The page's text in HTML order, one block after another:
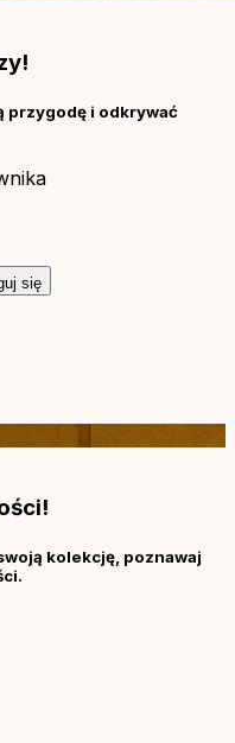
przygodę i odkrywać
się
kolekcję, poznawaj